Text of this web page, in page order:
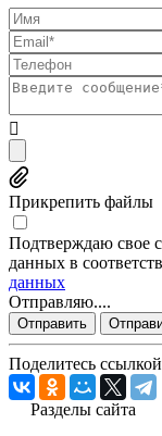
Прикрепить файлы
Подтверждаю свое
данных в
данных
Отправляю....
Отправить
Поделитесь
Разделы сайта